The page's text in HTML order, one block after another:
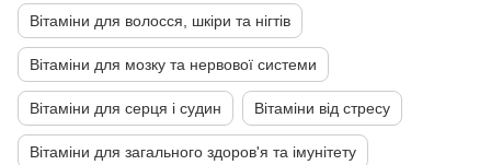
Вітаміни для волосся, шкіри та нігтів
Вітаміни для мозку та нервової системи
Вітаміни для серця і судин Вітаміни від стресу
Вітаміни для загального здоров'я та імунітету